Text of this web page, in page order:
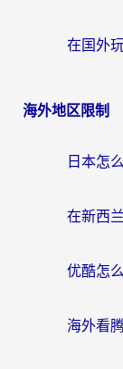
海外地区限制